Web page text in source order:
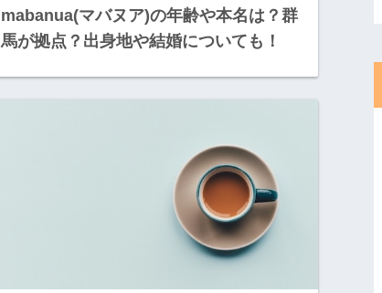
mabanua(マバヌア)の年齢や本名は？群
馬が拠点？出身地や結婚についても！